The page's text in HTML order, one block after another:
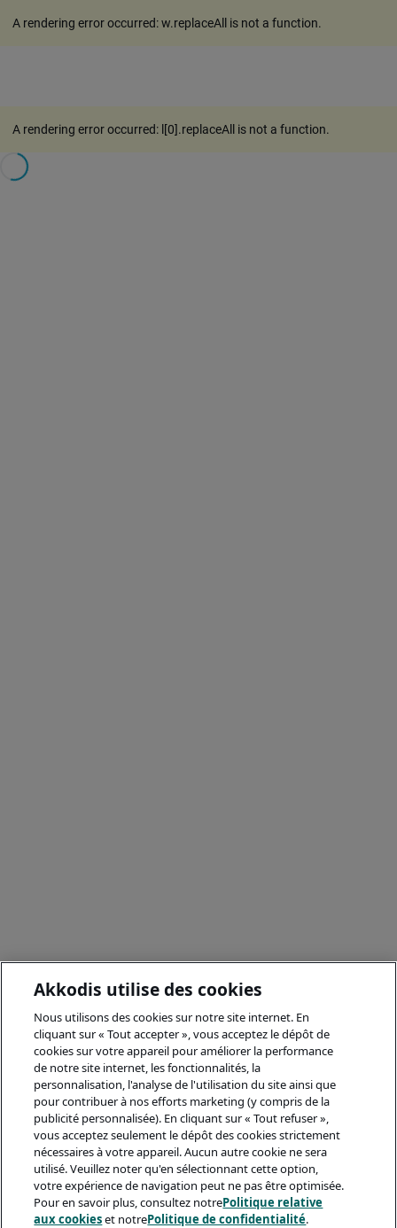
A rendering error occurred:w.replaceAll is not a function.
A rendering error occurred: l[0].replaceAll is not a function.
Akkodis utilise des cookies
Nous utilisons des cookies sur notre site internet. En
cliquant sur « Tout accepter », vous acceptez le dépôt de
cookies sur votre appareil pour améliorer la performance
de notre site internet, les fonctionnalités, la
personnalisation, l'analyse de l'utilisation du site ainsi que
pour contribuer à nos efforts marketing (y compris de la
publicité personnalisée). En cliquant sur « Tout refuser »,
vous acceptez seulement le dépôt des cookies strictement
nécessaires à votre appareil. Aucun autre cookie ne sera
utilisé. Veuillez noter qu'en sélectionnant cette option,
votre expérience de navigation peut ne pas être optimisée.
Pour en savoir plus, consultez notrePolitique relative
aux cookieset notrePolitique de confidentialité.